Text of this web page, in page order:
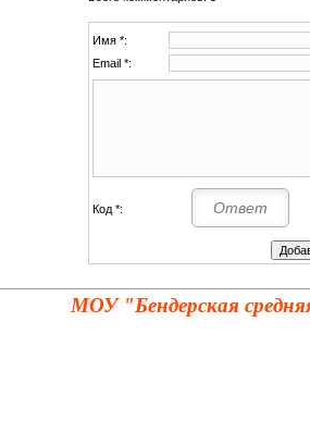
Имя *:
Email *:
Код *:
МОУ "Бендерская